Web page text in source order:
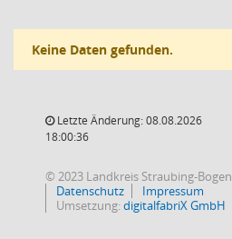
Keine Daten gefunden.
Letzte Änderung: 08.08.2026
18:00:36
© 2023 Landkreis Straubing-Bogen
Datenschutz
Impressum
Umsetzung:digitalfabriX GmbH